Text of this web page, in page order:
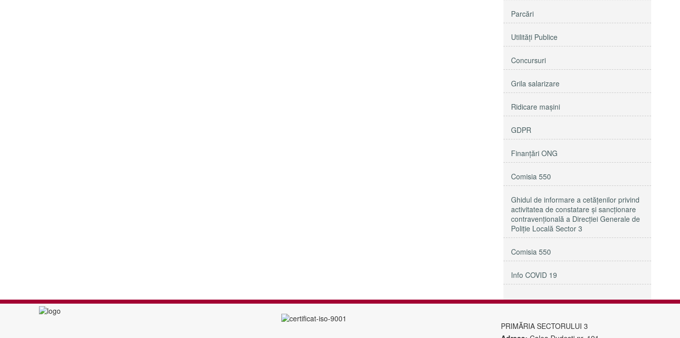
Parcări
Utilităţi Publice
Concursuri
Grila salarizare
Ridicare maşini
GDPR
Finanțări ONG
Comisia 550
Ghidul de informare a cetățenilor privind
activitatea de constatare și sancționare
contravențională a Direcției Generale de
Poliție Locală Sector 3
Comisia 550
Info COVID 19
PRIMĂRIA SECTORULUI 3